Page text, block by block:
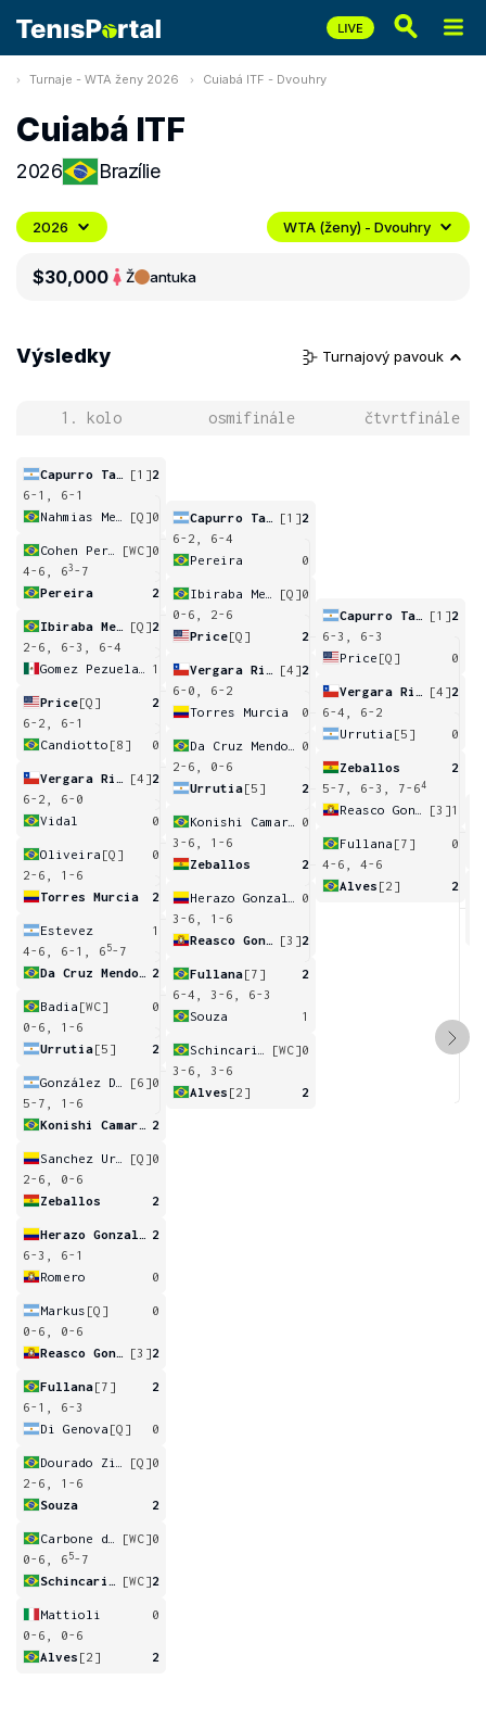
Turnaje - WTA ženy 2026 Cuiabá ITF - Dvouhry
Cuiabá ITF
2026 Brazílie
2026 WTA (ženy) - Dvouhry
$30,000 Ž antuka
Výsledky Turnajový pavouk
1. kolo osmifinále čtvrtfinále
[1]2
6-1, 6-1
[Q]0
[WC]0
4-6, 63 -7
Pereira
2
[Q]2
2-6, 6-3, 6-4
1
Price[Q]
2
6-2, 6-1
Candiotto [8] 0
[4]2
6-2, 6-0
Vidal
0
Oliveira [Q]
0
2-6, 1-6
Torres Murcia
2
Estevez
1
4-6, 6-1, 6 5-7
2
Badia [WC]
0
0-6, 1-6
Urrutia[5] 2
[6]0
5-7, 1-6
2
[Q]0
2-6, 0-6
Zeballos
2
2
6-3, 6-1
Romero
0
Markus [Q]
0
0-6, 0-6
[3]2
Fullana[7]
2
6-1, 6-3
Di Genova [Q] 0
[Q]0
2-6, 1-6
Souza
2
[WC]0
0-6, 6 5-7
[WC]2
Mattioli
0
0-6, 0-6
Alves [2] 2
[1]2
6-2, 6-4
Pereira
0
[Q]0
0-6, 2-6
Price[Q] 2
[4]2
6-0, 6-2
Torres Murcia
0
0
2-6, 0-6
Urrutia[5] 2
0
3-6, 1-6
Zeballos
2
0
3-6, 1-6
[3]2
Fullana[7]
2
6-4, 3-6, 6-3
Souza
1
[WC]0
3-6, 3-6
Alves [2] 2
[1]2
6-3, 6-3
Price [Q] 0
[4]2
6-4, 6-2
Urrutia [5] 0
Zeballos
2
5-7, 6-3, 7-64
[3]1
Fullana [7]
0
4-6, 4-6
Alves [2] 2